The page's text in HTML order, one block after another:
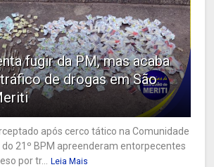
fugir da PM, mas acaba
de drogas em São
após cerco tático na Comunidade
do 21º BPM apreenderam entorpecentes
por tr...
Leia Mais